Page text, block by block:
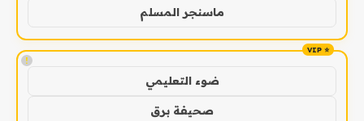
ماسنجر المسلم
!
ضوء التعليمي
صحيفة برق